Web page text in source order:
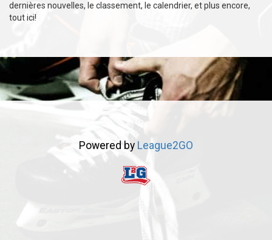
dernières nouvelles, le classement, le calendrier, et plus encore,
tout ici!
Powered by League2GO